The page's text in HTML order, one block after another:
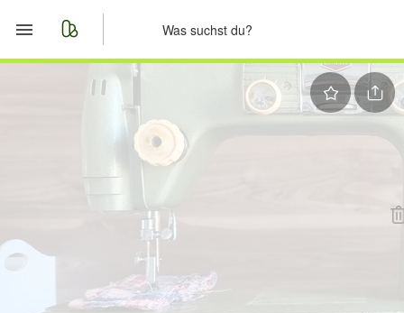
Nachrichten
Anzeige aufgeben